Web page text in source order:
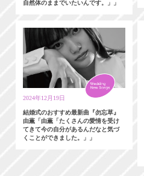
自然体のままでいたいんです。」」
2024年12月19日
結婚式のおすすめ最新曲『勿忘草』
由薫「由薫「たくさんの愛情を受け
てきて今の自分があるんだなと気づ
くことができました。」」